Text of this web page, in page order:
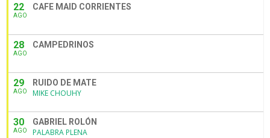
22
AGO
CAFE MAID CORRIENTES
28
AGO
CAMPEDRINOS
29
AGO
RUIDO DE MATE
MIKE CHOUHY
30
AGO
GABRIEL ROLÓN
PALABRA PLENA